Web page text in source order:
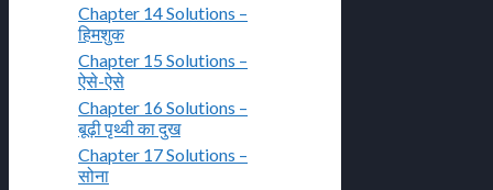
Chapter 14 Solutions –
हिमशुक
Chapter 15 Solutions –
ऐसे-ऐसे
Chapter 16 Solutions –
बूढ़ी पृथ्वी का दुख
Chapter 17 Solutions –
सोना